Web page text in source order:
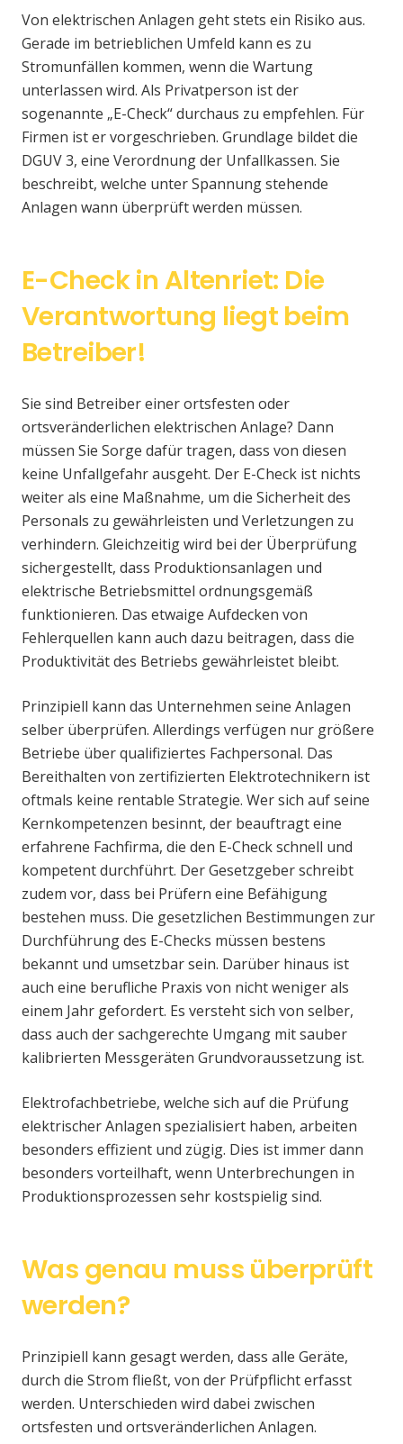
Von elektrischen Anlagen geht stets ein Risiko aus.
Gerade im betrieblichen Umfeld kann es zu
Stromunfällen kommen, wenn die Wartung
unterlassen wird. Als Privatperson ist der
sogenannte „E-Check“ durchaus zu empfehlen. Für
Firmen ist er vorgeschrieben. Grundlage bildet die
DGUV 3, eine Verordnung der Unfallkassen. Sie
beschreibt, welche unter Spannung stehende
Anlagen wann überprüft werden müssen.
E-Check in Altenriet: Die
Verantwortung liegt beim
Betreiber!
Sie sind Betreiber einer ortsfesten oder
ortsveränderlichen elektrischen Anlage? Dann
müssen Sie Sorge dafür tragen, dass von diesen
keine Unfallgefahr ausgeht. Der E-Check ist nichts
weiter als eine Maßnahme, um die Sicherheit des
Personals zu gewährleisten und Verletzungen zu
verhindern. Gleichzeitig wird bei der Überprüfung
sichergestellt, dass Produktionsanlagen und
elektrische Betriebsmittel ordnungsgemäß
funktionieren. Das etwaige Aufdecken von
Fehlerquellen kann auch dazu beitragen, dass die
Produktivität des Betriebs gewährleistet bleibt.
Prinzipiell kann das Unternehmen seine Anlagen
selber überprüfen. Allerdings verfügen nur größere
Betriebe über qualifiziertes Fachpersonal. Das
Bereithalten von zertifizierten Elektrotechnikern ist
oftmals keine rentable Strategie. Wer sich auf seine
Kernkompetenzen besinnt, der beauftragt eine
erfahrene Fachfirma, die den E-Check schnell und
kompetent durchführt. Der Gesetzgeber schreibt
zudem vor, dass bei Prüfern eine Befähigung
bestehen muss. Die gesetzlichen Bestimmungen zur
Durchführung des E-Checks müssen bestens
bekannt und umsetzbar sein. Darüber hinaus ist
auch eine berufliche Praxis von nicht weniger als
einem Jahr gefordert. Es versteht sich von selber,
dass auch der sachgerechte Umgang mit sauber
kalibrierten Messgeräten Grundvoraussetzung ist.
Elektrofachbetriebe, welche sich auf die Prüfung
elektrischer Anlagen spezialisiert haben, arbeiten
besonders effizient und zügig. Dies ist immer dann
besonders vorteilhaft, wenn Unterbrechungen in
Produktionsprozessen sehr kostspielig sind.
Was genau muss überprüft
werden?
Prinzipiell kann gesagt werden, dass alle Geräte,
durch die Strom fließt, von der Prüfpflicht erfasst
werden. Unterschieden wird dabei zwischen
ortsfesten und ortsveränderlichen Anlagen.